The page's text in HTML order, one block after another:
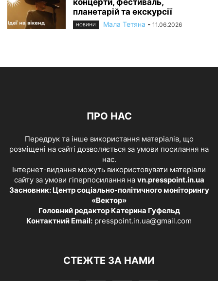
планетарій та екскурсії
НОВИНИ Мала Тетяна - 11.06.2026
ПРО НАС
Передрук та інше використання матеріалів, що
розміщені на сайті дозволяється за умови посилання на
нас.
Інтернет-видання можуть використовувати матеріали
сайту за умови гіперпосилання на vn.presspoint.in.ua
Засновник: Центр соціально-політичного моніторингу
«Вектор»
Головний редактор Катерина Гуфельд
Контактний Email: presspoint.in.ua@gmail.com
СТЕЖТЕ ЗА НАМИ